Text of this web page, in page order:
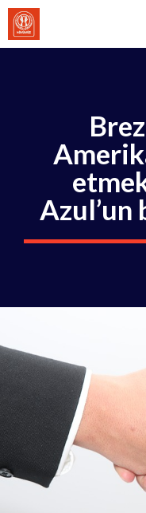
İçeriğe
atla
Azul’un